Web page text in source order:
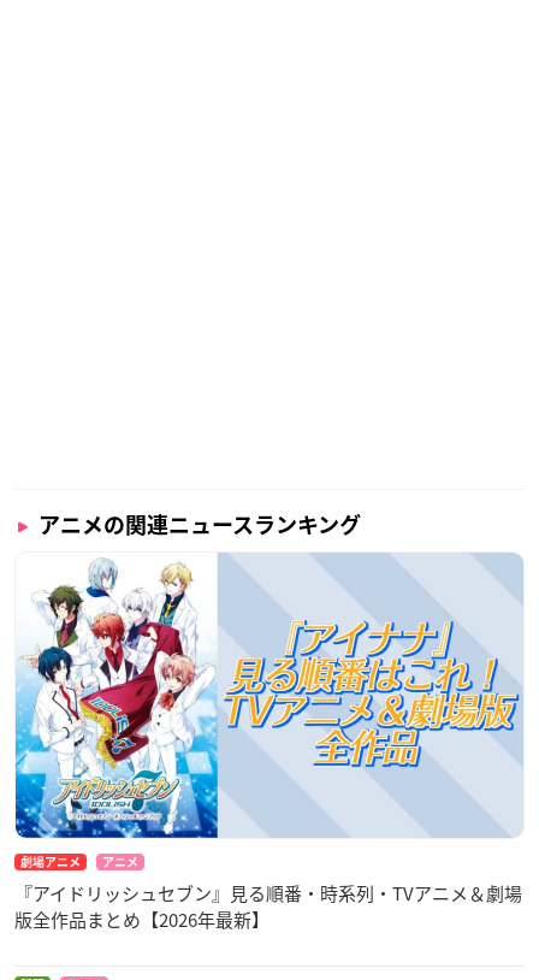
アニメの関連ニュースランキング
劇場アニメ アニメ
『アイドリッシュセブン』見る順番・時系列・TVアニメ＆劇場
版全作品まとめ【2026年最新】